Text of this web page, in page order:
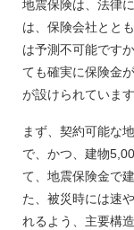
地震保険は、法律
は、保険会社とと
は予測不可能です
ても確実に保険金
が設けられています
まず、契約可能な
で、かつ、建物
て、地震保険金で
た、被災時には速
れるよう、主要構